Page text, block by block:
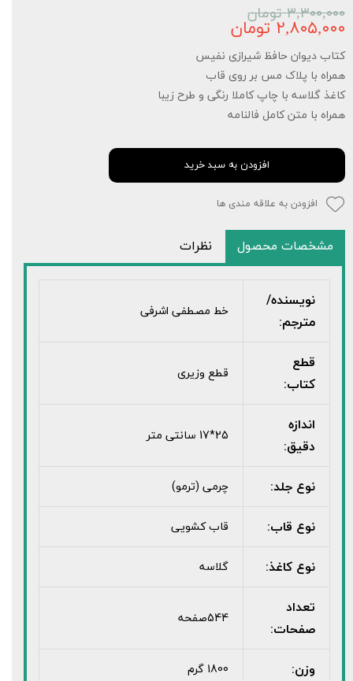
۳,۳۰۰,۰۰۰ تومان
۲,۸۰۵,۰۰۰ تومان
کتاب دیوان حافظ شیرازی نفیس
همراه با پلاک مس بر روی قاب
کاغذ گلاسه با چاپ کاملا رنگی و طرح زیبا
همراه با متن کامل فالنامه
افزودن به سبد خرید
افزودن به علاقه مندی ها
مشخصات محصول نظرات
نویسنده/
مترجم:
خط مصطفی اشرفی
قطع
کتاب:
قطع وزیری
اندازه
دقیق:
25*17 سانتی متر
نوع جلد: چرمی (ترمو)
نوع قاب: قاب کشویی
نوع کاغذ: گلاسه
تعداد
صفحات:
544صفحه
وزن: 1800 گرم